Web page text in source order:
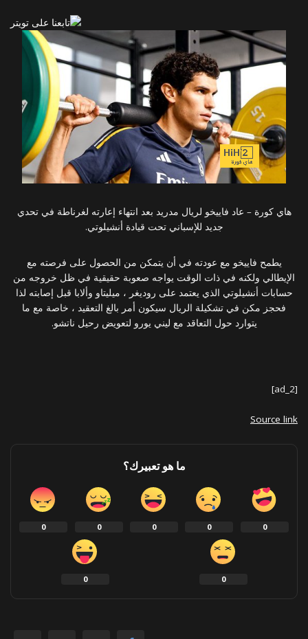
هاي كورة – عاد فاييخو لريال مدريد بعد انتهاء إعارته لغرناطة في تحدي
جديد للإسباني تحت قيادة أنشيلوتي.
يطمح فاييخو مع عودته في أن يتمكن من الحصول على فرصته مع
الإيطالي ولكنه في ذات الوقت يواجه صعوبة حقيقية في ظل خروجه من
حسابات أنشيلوتي الذي يعتمد على روديغر ، ميليتاو وألابا قبل إصابته لذا
فحجز مكن في تشكيلة الريال سيكون أمر بالغ التعقيد ، خاصة مع ما
يتوارد حول التعاقد مع ليني يورو لتعويض رحيل ناتشو.
[ad_2]
Source link
ما هو تعبيرك؟
0
0
0
0
0
0
0